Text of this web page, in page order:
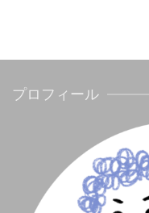
プロフィール